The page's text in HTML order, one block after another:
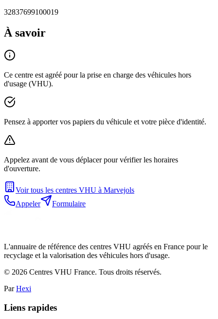
32837699100019
À savoir
Ce centre est agréé pour la prise en charge des véhicules hors
d'usage (VHU).
Pensez à apporter vos papiers du véhicule et votre pièce d'identité.
Appelez avant de vous déplacer pour vérifier les horaires
d'ouverture.
Voir tous les centres VHU à Marvejols
Appeler
Formulaire
L'annuaire de référence des centres VHU agréés en France pour le
recyclage et la valorisation des véhicules hors d'usage.
© 2026 Centres VHU France. Tous droits réservés.
Par Hexi
Liens rapides